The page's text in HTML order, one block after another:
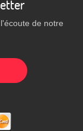
de notre